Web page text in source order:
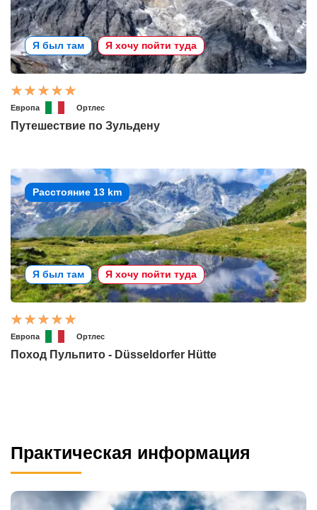
Я был там Я хочу пойти туда
Европа Ортлес
Путешествие по Зульдену
Расстояние 13 km
Я был там Я хочу пойти туда
Европа Ортлес
Поход Пульпито - Düsseldorfer Hütte
Практическая информация